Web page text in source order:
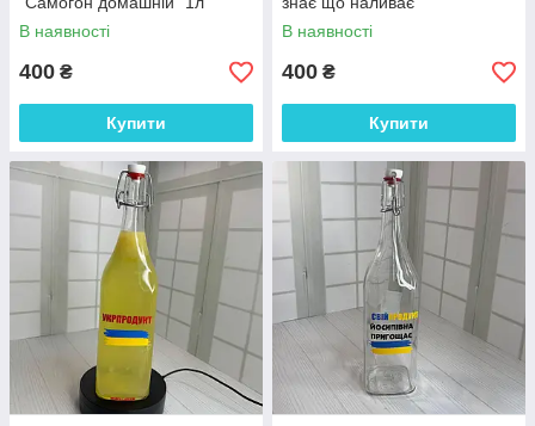
В наявності
400 ₴
Купити
В наявності
400 ₴
Купити